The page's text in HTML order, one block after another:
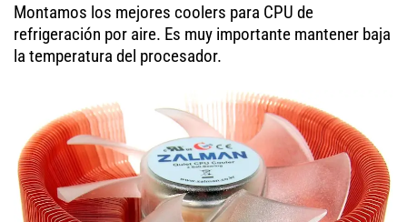
Montamos los mejores coolers para CPU de
refrigeración por aire. Es muy importante mantener baja
la temperatura del procesador.